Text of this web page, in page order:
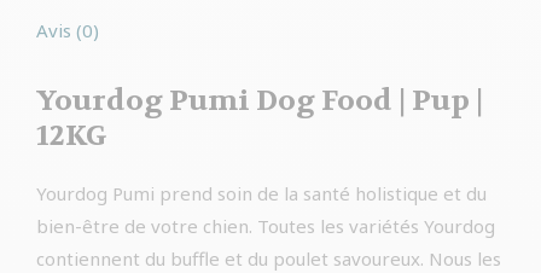
Avis (0)
Yourdog Pumi Dog Food | Pup |
12KG
Yourdog Pumi prend soin de la santé holistique et du
bien-être de votre chien. Toutes les variétés Yourdog
contiennent du buffle et du poulet savoureux. Nous les